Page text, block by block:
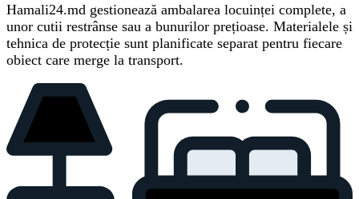
Hamali24.md gestionează ambalarea locuinței complete, a
unor cutii restrânse sau a bunurilor prețioase. Materialele și
tehnica de protecție sunt planificate separat pentru fiecare
obiect care merge la transport.